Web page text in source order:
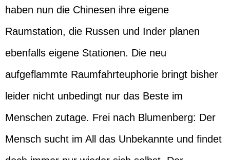
haben nun die Chinesen ihre eigene
Raumstation, die Russen und Inder planen
ebenfalls eigene Stationen. Die neu
aufgeflammte Raumfahrteuphorie bringt bisher
leider nicht unbedingt nur das Beste im
Menschen zutage. Frei nach Blumenberg: Der
Mensch sucht im All das Unbekannte und findet